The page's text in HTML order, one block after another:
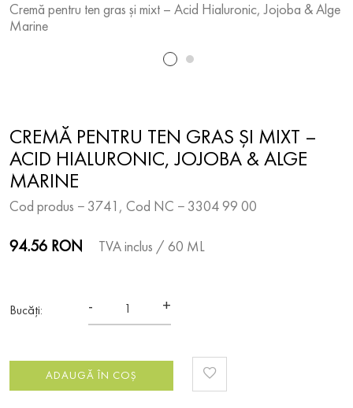
Cremă pentru ten gras și mixt – Acid Hialuronic, Jojoba & Alge
Marine
CREMĂ PENTRU TEN GRAS ȘI MIXT –
ACID HIALURONIC, JOJOBA & ALGE
MARINE
Cod produs − 3741, Cod NC − 3304 99 00
94.56 RON TVA inclus / 60 ML
Bucăți: - +
ADAUGĂ ÎN COȘ